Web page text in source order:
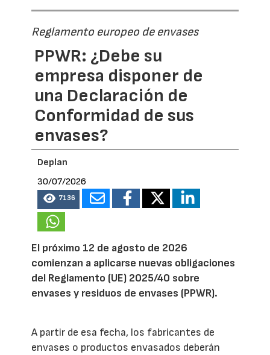
Reglamento europeo de envases
PPWR: ¿Debe su
empresa disponer de
una Declaración de
Conformidad de sus
envases?
Deplan
30/07/2026
7136
El próximo 12 de agosto de 2026
comienzan a aplicarse nuevas obligaciones
del Reglamento (UE) 2025/40 sobre
envases y residuos de envases (PPWR).
A partir de esa fecha, los fabricantes de
envases o productos envasados deberán